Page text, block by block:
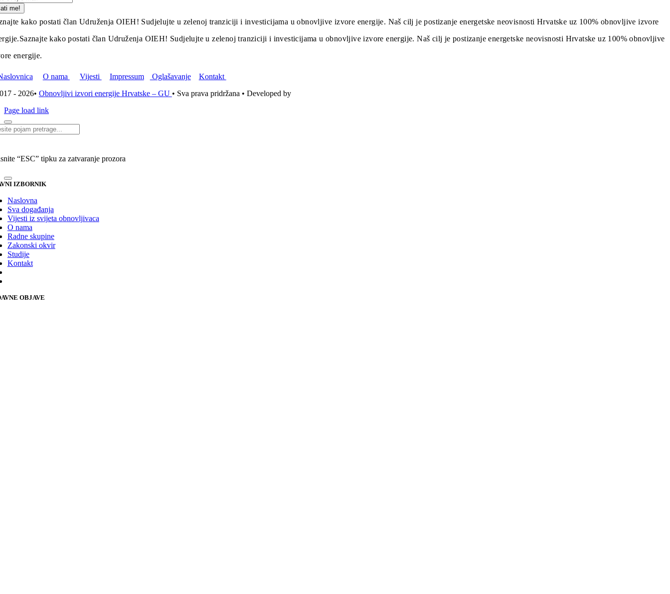
me!
kako postati član Udruženja OIEH! Sudjelujte u zelenoj tranziciji i investicijama u obnovljive izvore energije. Naš cilj je postizanje energetske neovisnosti Hrvatske uz 100% obnovljive izvore
Saznajte kako postati član Udruženja OIEH! Sudjelujte u zelenoj tranziciji i investicijama u obnovljive izvore energije. Naš cilj je postizanje energetske neovisnosti Hrvatske uz 100% obnovljive
energije.
O nama Vijesti Impressum Oglašavanje
Kontakt
- 2026• Obnovljivi izvori energije Hrvatske – GU • Sva prava pridržana • Developed by
Page load link
“ESC” tipku za zatvaranje prozora
IZBORNIK
Naslovna
Sva događanja
Vijesti iz svijeta obnovljivaca
O nama
Radne skupine
Zakonski okvir
Studije
Kontakt
OBJAVE